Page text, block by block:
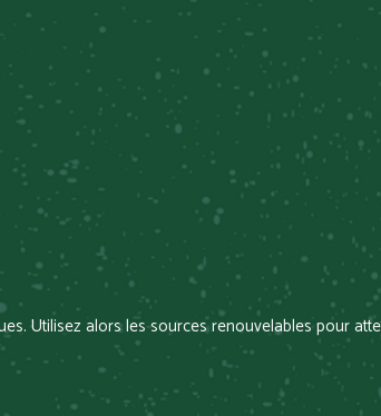
Utilisez alors les sources renouvelables pour